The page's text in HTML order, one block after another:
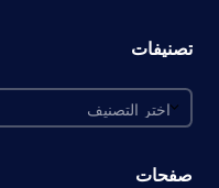
تصنيفات
تصنيفات
صفحات